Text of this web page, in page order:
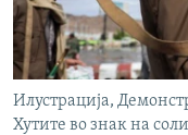
Илустрација,
Хутите во знак на